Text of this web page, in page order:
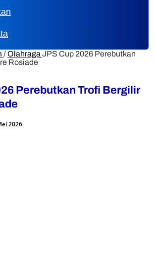
/Olahraga JPS Cup 2026 Perebutkan
Rosiade
Perebutkan Trofi Bergilir
2026